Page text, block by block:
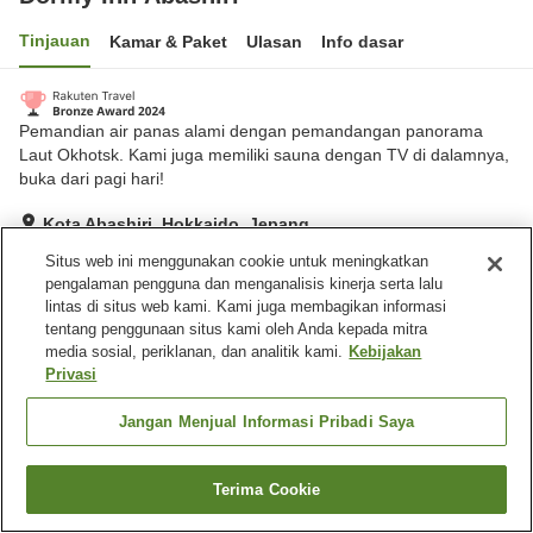
Tinjauan Kamar & Paket Ulasan Info dasar
Pemandian air panas alami dengan pemandangan panorama
Laut Okhotsk. Kami juga memiliki sauna dengan TV di dalamnya,
buka dari pagi hari!
Kota Abashiri, Hokkaido, Jepang
Hebat Ulasan:277
Fasilitas properti
Mesin penjual otomatis
Cari kamar
Situs web ini menggunakan cookie untuk meningkatkan
pengalaman pengguna dan menganalisis kinerja serta lalu
lintas di situs web kami. Kami juga membagikan informasi
tentang penggunaan situs kami oleh Anda kepada mitra
media sosial, periklanan, dan analitik kami. Kebijakan
Privasi
Jangan Menjual Informasi Pribadi Saya
Terima Cookie